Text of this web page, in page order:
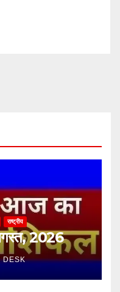
राष्ट्रीय
2026
DESK